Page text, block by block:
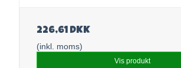
226,61 DKK
(inkl. moms)
Vis produkt